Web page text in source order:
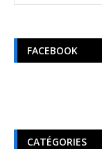
FACEBOOK
CATÉGORIES